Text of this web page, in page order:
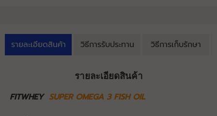
รายละเอียดสินค้า วิธีการรับประทาน วิธีการเก็บรักษา
รายละเอียดสินค้า
FITWHEY SUPER OMEGA 3 FISH OIL